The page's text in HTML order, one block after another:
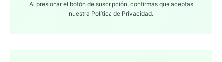
Al presionar el botón de suscripción, confirmas que aceptas
nuestra Política de Privacidad.